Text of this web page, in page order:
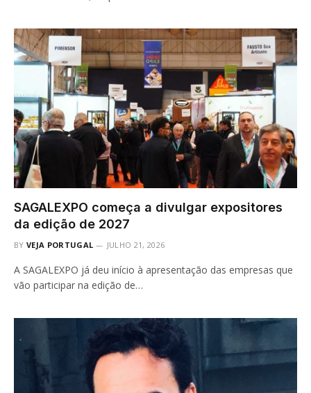
SAGALEXPO começa a divulgar expositores
da edição de 2027
BY VEJA PORTUGAL JULHO 21, 2026
A SAGALEXPO já deu início à apresentação das empresas que
vão participar na edição de…